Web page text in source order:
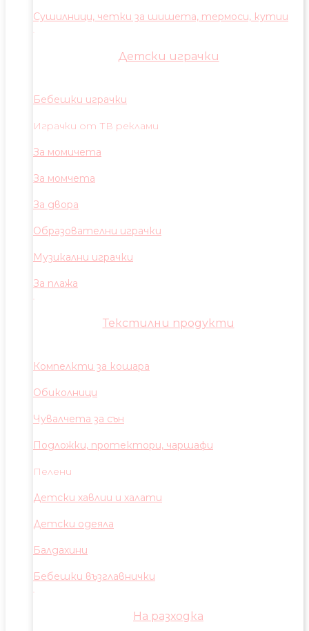
Сушилници, четки за шишета, термоси, кутии
Детски играчки
Бебешки играчки
Играчки от ТВ реклами
За момичета
За момчета
За двора
Образователни играчки
Музикални играчки
За плажа
Текстилни продукти
Компелкти за кошара
Обиколници
Чувалчета за сън
Подложки, протектори, чаршафи
Пелени
Детски хавлии и халати
Детски одеяла
Балдахини
Бебешки възглавнички
На разходка